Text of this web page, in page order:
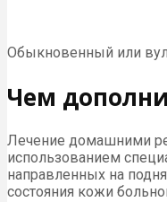
Обыкновенный или
Чем
Лечение домашними
использованием
направленных на
состояния кожи